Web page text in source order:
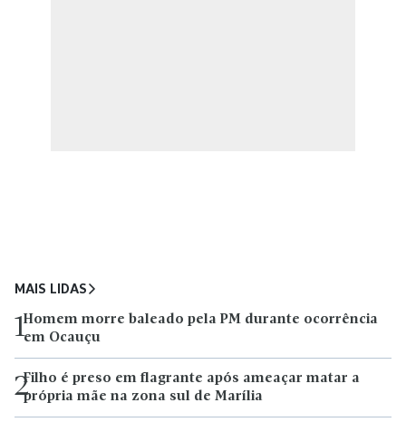
MAIS LIDAS
1Homem morre baleado pela PM durante ocorrência
em Ocauçu
2Filho é preso em flagrante após ameaçar matar a
própria mãe na zona sul de Marília